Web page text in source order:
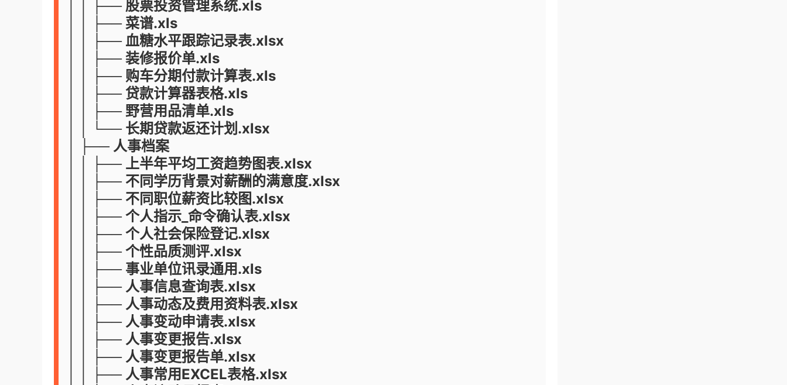
│ │ ├── 股票投资管理系统.xls
│ │ ├── 菜谱.xls
│ │ ├── 血糖水平跟踪记录表.xlsx
│ │ ├── 装修报价单.xls
│ │ ├── 购车分期付款计算表.xls
│ │ ├── 贷款计算器表格.xls
│ │ ├── 野营用品清单.xls
│ │ └── 长期贷款返还计划.xlsx
│ ├── 人事档案
│ │ ├── 上半年平均工资趋势图表.xlsx
│ │ ├── 不同学历背景对薪酬的满意度.xlsx
│ │ ├── 不同职位薪资比较图.xlsx
│ │ ├── 个人指示_命令确认表.xlsx
│ │ ├── 个人社会保险登记.xlsx
│ │ ├── 个性品质测评.xlsx
│ │ ├── 事业单位讯录通用.xls
│ │ ├── 人事信息查询表.xlsx
│ │ ├── 人事动态及费用资料表.xlsx
│ │ ├── 人事变动申请表.xlsx
│ │ ├── 人事变更报告.xlsx
│ │ ├── 人事变更报告单.xlsx
│ │ ├── 人事常用EXCEL表格.xlsx